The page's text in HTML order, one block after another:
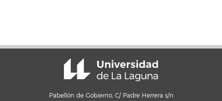
Pabellón de Gobierno, C/ Padre Herrera s/n